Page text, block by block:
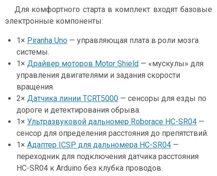
Для комфортного старта в комплект входят базовые
электронные компоненты:
1× Piranha Uno — управляющая плата в роли мозга
системы.
1× Драйвер моторов Motor Shield — «мускулы» для
управления двигателями и задания скорости
вращения.
2× Датчика линии TCRT5000 — сенсоры для езды по
дороге и детектирования обрыва.
1× Ультразвуковой дальномер Roborace HC-SR04 —
сенсор для определения расстояния до препятствий.
1× Адаптер ICSP для дальномера HC-SR04 —
переходник для подключения датчика расстояния
HC-SR04 к Arduino без клубка проводов.